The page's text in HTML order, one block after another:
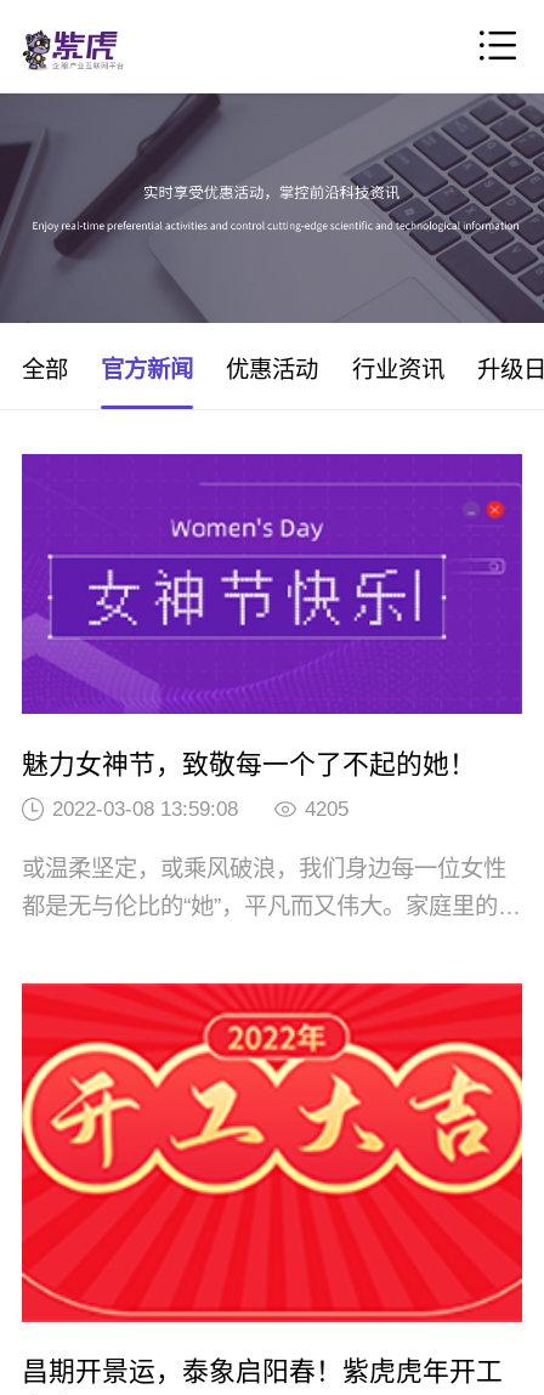
全部 官方新闻 优惠活动 行业资讯 升级
魅力女神节，致敬每一个了不起的她！
2022-03-08 13:59:08 4205
或温柔坚定，或乘风破浪，我们身边每一位女性
都是无与伦比的“她”，平凡而又伟大。家庭里的
的“她”，看似臂膀单薄，却饱含力量，顶起了“半
边天”。紫虎致敬每一位努力奋斗的女性！世界因
“她”更美丽！紫虎，是紫虎集团旗下专注网站建设
产业的互联网平台，基于PSST...
昌期开景运，泰象启阳春！紫虎虎年开工